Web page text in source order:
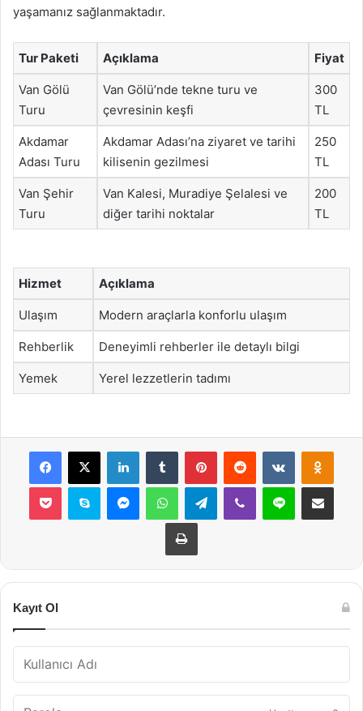
yaşamanız sağlanmaktadır.
Tur Paketi Açıklama Fiyat
Van Gölü
Turu
Van Gölü’nde tekne turu ve
çevresinin keşfi
300
TL
Akdamar
Adası Turu
Akdamar Adası’na ziyaret ve tarihi
kilisenin gezilmesi
250
TL
Van Şehir
Turu
Van Kalesi, Muradiye Şelalesi ve
diğer tarihi noktalar
200
TL
Hizmet Açıklama
Ulaşım Modern araçlarla konforlu ulaşım
Rehberlik Deneyimli rehberler ile detaylı bilgi
Yemek Yerel lezzetlerin tadımı
Facebook
X LinkedInTumblr PinterestReddit VKontakte
Pocket Skype MessengerWhatsAppTelegramViber Line E-Posta ile
Yazdır
Kayıt Ol